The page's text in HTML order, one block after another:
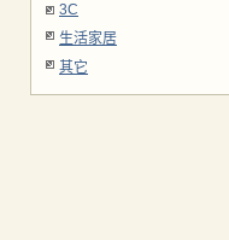
3C
生活家居
其它